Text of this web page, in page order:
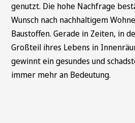
genutzt. Die hohe Nachfrage
Wunsch nach nachhaltigem
Baustoffen. Gerade in Zeiten, in
Großteil ihres Lebens in
gewinnt ein gesundes und
immer mehr an Bedeutung.